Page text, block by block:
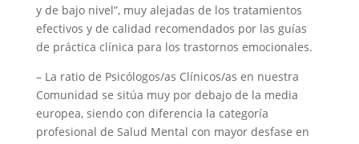
y de bajo nivel”, muy alejadas de los tratamientos
efectivos y de calidad recomendados por las guías
de práctica clínica para los trastornos emocionales.
– La ratio de Psicólogos/as Clínicos/as en nuestra
Comunidad se sitúa muy por debajo de la media
europea, siendo con diferencia la categoría
profesional de Salud Mental con mayor desfase en